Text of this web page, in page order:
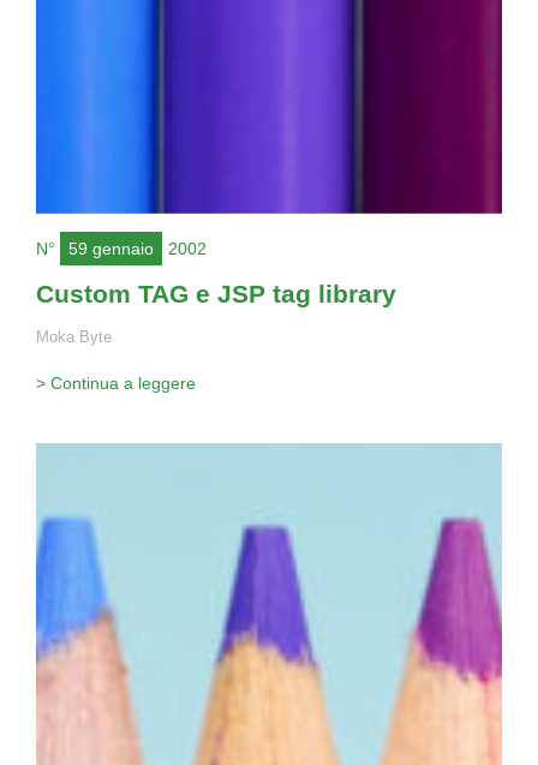
N° 59 gennaio 2002
Custom TAG e JSP tag library
Moka Byte
> Continua a leggere